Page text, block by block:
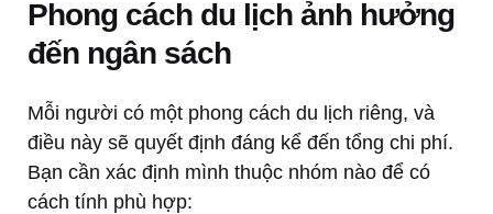
Phong cách du lịch ảnh hưởng
đến ngân sách
Mỗi người có một phong cách du lịch riêng, và
điều này sẽ quyết định đáng kể đến tổng chi phí.
Bạn cần xác định mình thuộc nhóm nào để có
cách tính phù hợp: